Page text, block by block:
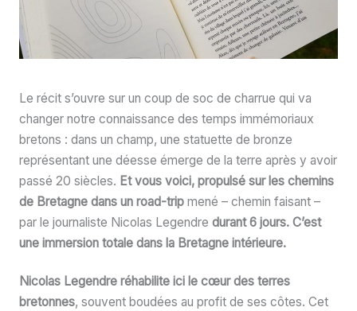
Le récit s’ouvre sur un coup de soc de charrue qui va
changer notre connaissance des temps immémoriaux
bretons : dans un champ, une statuette de bronze
représentant une déesse émerge de la terre après y avoir
passé 20 siècles. Et vous voici, propulsé sur les chemins
de Bretagne dans un road-trip mené – chemin faisant –
par le journaliste Nicolas Legendre durant 6 jours. C’est
une immersion totale dans la Bretagne intérieure.
Nicolas Legendre réhabilite ici le cœur des terres
bretonnes, souvent boudées au profit de ses côtes. Cet